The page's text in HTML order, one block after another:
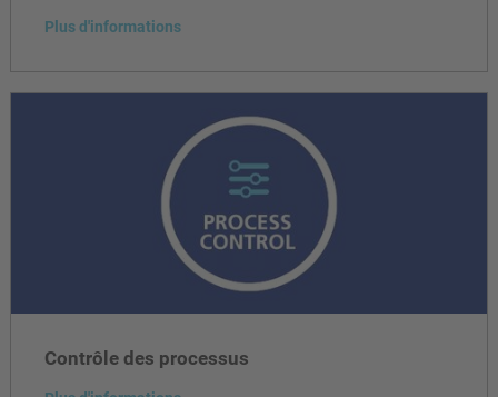
Plus d'informations
Contrôle des processus